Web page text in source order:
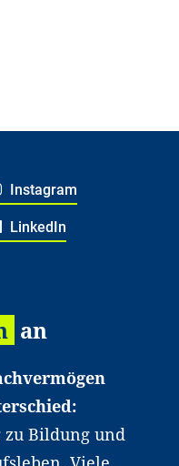
Instagram
LinkedIn
an
zu Bildung und